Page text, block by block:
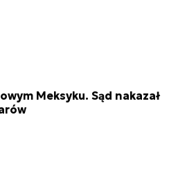
Meksyku. Sąd nakazał